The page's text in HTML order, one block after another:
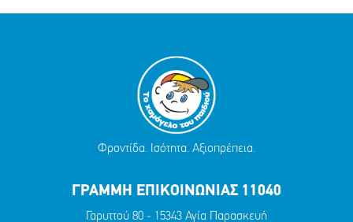
Φροντίδα. Ισότητα. Αξιοπρέπεια.
ΓΡΑΜΜΗ ΕΠΙΚΟΙΝΩΝΙΑΣ 11040
Γαρυττού 80 - 15343 Αγία Παρασκευή